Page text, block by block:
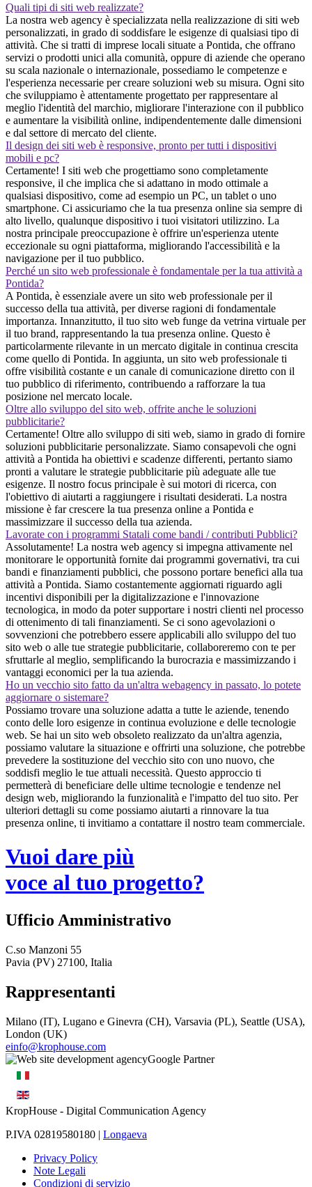
Quali tipi di siti web realizzate?
La nostra web agency è specializzata nella realizzazione di siti web
personalizzati, in grado di soddisfare le esigenze di qualsiasi tipo di
attività. Che si tratti di imprese locali situate a Pontida, che offrano
servizi o prodotti unici alla comunità, oppure di aziende che operano
su scala nazionale o internazionale, possediamo le competenze e
l'esperienza necessarie per creare soluzioni web su misura. Ogni sito
che sviluppiamo è attentamente progettato per rappresentare al
meglio l'identità del marchio, migliorare l'interazione con il pubblico
e aumentare la visibilità online, indipendentemente dalle dimensioni
e dal settore di mercato del cliente.
Il design dei siti web è responsive, pronto per tutti i dispositivi
mobili e pc?
Certamente! I siti web che progettiamo sono completamente
responsive, il che implica che si adattano in modo ottimale a
qualsiasi dispositivo, come ad esempio un PC, un tablet o uno
smartphone. Ci assicuriamo che la tua presenza online sia sempre di
alto livello, qualunque dispositivo i tuoi visitatori utilizzino. La
nostra principale preoccupazione è offrire un'esperienza utente
eccezionale su ogni piattaforma, migliorando l'accessibilità e la
navigazione per il tuo pubblico.
Perché un sito web professionale è fondamentale per la tua attività a
Pontida?
A Pontida, è essenziale avere un sito web professionale per il
successo della tua attività, per diverse ragioni di fondamentale
importanza. Innanzitutto, il tuo sito web funge da vetrina virtuale per
il tuo brand, rappresentando la tua presenza online. Questo è
particolarmente rilevante in un mercato digitale in continua crescita
come quello di Pontida. In aggiunta, un sito web professionale ti
offre visibilità costante e un canale di comunicazione diretto con il
tuo pubblico di riferimento, contribuendo a rafforzare la tua
posizione nel mercato locale.
Oltre allo sviluppo del sito web, offrite anche le soluzioni
pubblicitarie?
Certamente! Oltre allo sviluppo di siti web, siamo in grado di fornire
soluzioni pubblicitarie personalizzate. Siamo consapevoli che ogni
attività a Pontida ha obiettivi e scadenze differenti, pertanto siamo
pronti a valutare le strategie pubblicitarie più adeguate alle tue
esigenze. Il nostro focus principale è sui motori di ricerca, con
l'obiettivo di aiutarti a raggiungere i risultati desiderati. La nostra
missione è far crescere la tua presenza online a Pontida e
massimizzare il successo della tua azienda.
Lavorate con i programmi Statali come bandi / contributi Pubblici?
Assolutamente! La nostra web agency si impegna attivamente nel
monitorare le opportunità fornite dai programmi governativi, tra cui
bandi e finanziamenti pubblici, che possono portare benefici alla tua
attività a Pontida. Siamo costantemente aggiornati riguardo agli
incentivi disponibili per la digitalizzazione e l'innovazione
tecnologica, in modo da poter supportare i nostri clienti nel processo
di ottenimento di tali finanziamenti. Se ci sono agevolazioni o
sovvenzioni che potrebbero essere applicabili allo sviluppo del tuo
sito web o alle tue strategie pubblicitarie, collaboreremo con te per
sfruttarle al meglio, semplificando la burocrazia e massimizzando i
vantaggi economici per la tua azienda.
Ho un vecchio sito fatto da un'altra webagency in passato, lo potete
aggiornare o sistemare?
Possiamo trovare una soluzione adatta a tutte le aziende, tenendo
conto delle loro esigenze in continua evoluzione e delle tecnologie
web. Se hai un sito web obsoleto realizzato da un'altra agenzia,
possiamo valutare la situazione e offrirti una soluzione, che potrebbe
prevedere la sostituzione del vecchio sito con uno nuovo, che
soddisfi meglio le tue attuali necessità. Questo approccio ti
permetterà di beneficiare delle ultime tecnologie e tendenze nel
design web, migliorando la funzionalità e l'impatto del tuo sito. Per
ulteriori dettagli su come possiamo aiutarti a rinnovare la tua
presenza online, ti invitiamo a contattare il nostro team commerciale.
Vuoi dare più
voce al tuo progetto?
Ufficio Amministrativo
C.so Manzoni 55
Pavia (PV) 27100, Italia
Rappresentanti
Milano (IT), Lugano e Ginevra (CH), Varsavia (PL), Seattle (USA),
London (UK)
einfo@krophouse.com
KropHouse - Digital Communication Agency
P.IVA 02819580180 | Longaeva
Privacy Policy
Note Legali
Condizioni di servizio